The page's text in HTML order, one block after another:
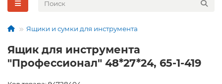
Ящики и сумки для инструмента
Ящик для инструмента
"Профессионал" 48*27*24, 65-1-419